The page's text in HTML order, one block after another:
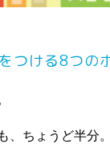
つける8つの
、ちょうど半分